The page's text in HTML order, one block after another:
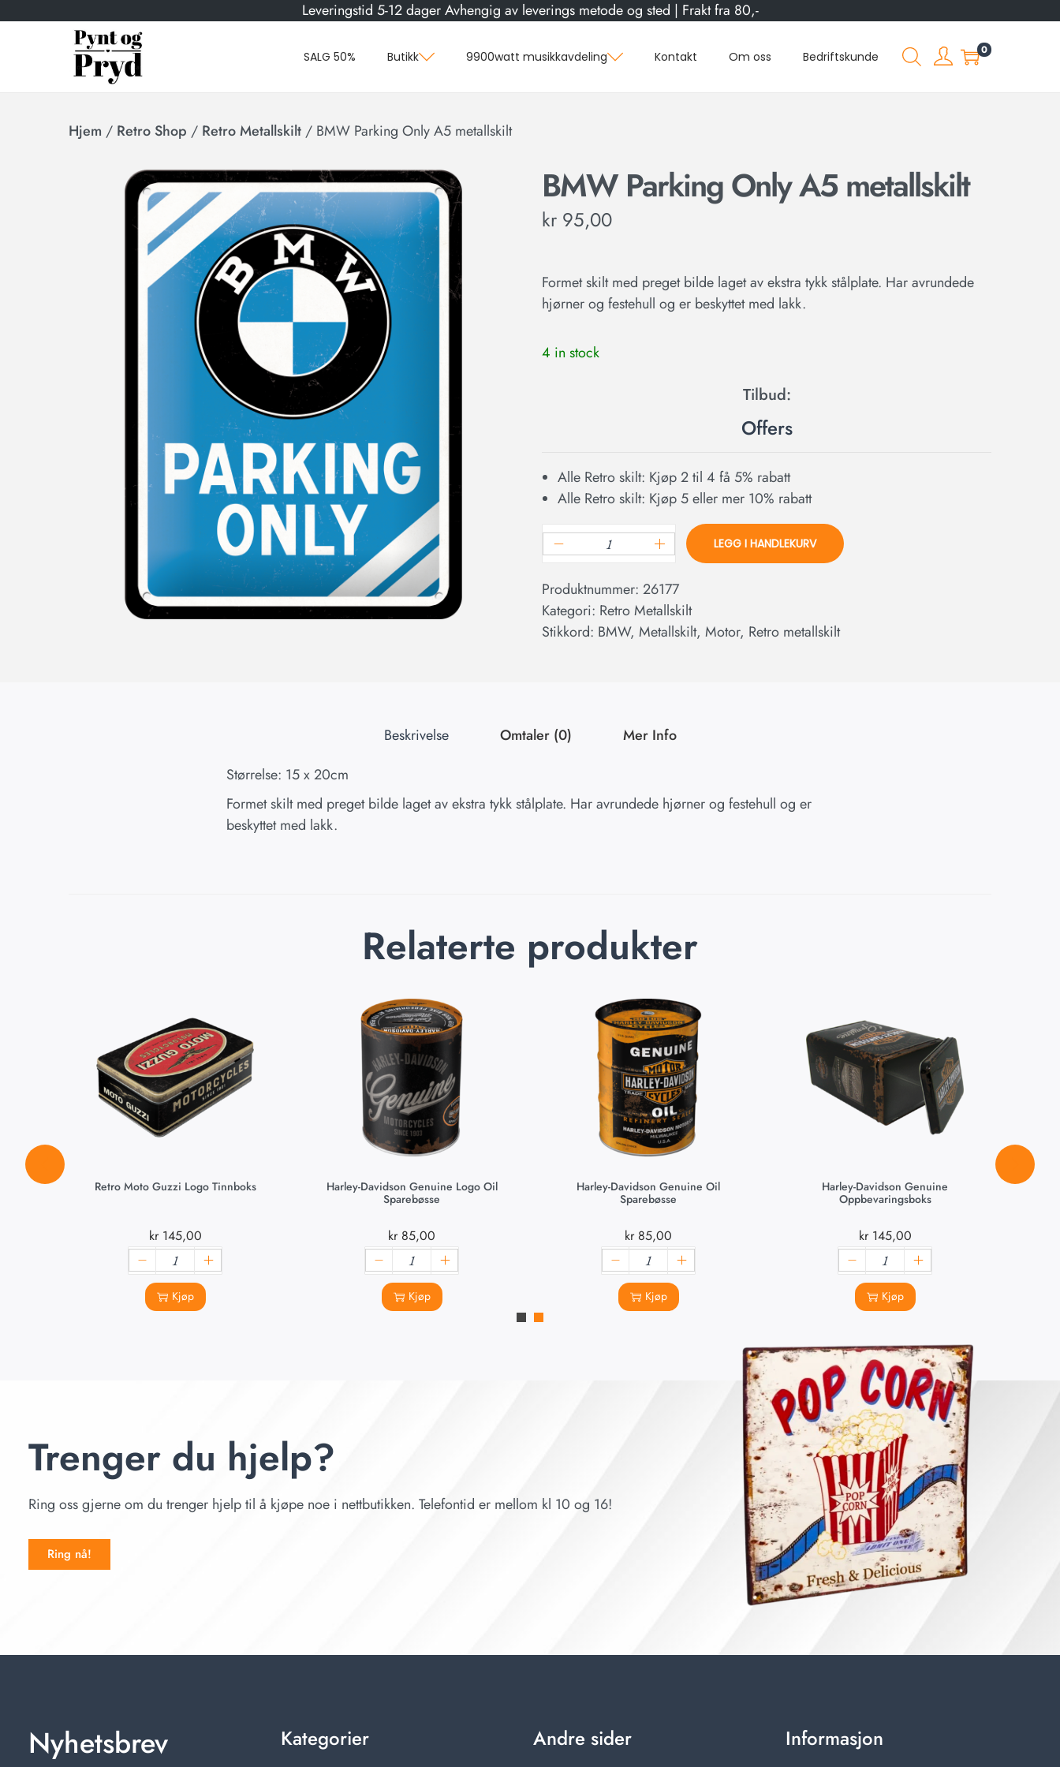
Leveringstid 5-12 dager Avhengig av leverings metode og sted | Frakt fra 80,-
SALG 50% Butikk 9900watt musikkavdeling Kontakt Om oss Bedriftskunde 0
Hjem / Retro Shop / Retro Metallskilt / BMW Parking Only A5 metallskilt
BMW Parking Only A5 metallskilt
kr 95,00
Formet skilt med preget bilde laget av ekstra tykk stålplate. Har avrundede
hjørner og festehull og er beskyttet med lakk.
4 in stock
Offers
Alle Retro skilt: Kjøp 2 til 4 få 5% rabatt
Alle Retro skilt: Kjøp 5 eller mer 10% rabatt
LEGG I HANDLEKURV
Produktnummer: 26177
Kategori: Retro Metallskilt
Stikkord: BMW, Metallskilt, Motor, Retro metallskilt
Beskrivelse Omtaler (0)
Mer Info
Størrelse: 15 x 20cm
Formet skilt med preget bilde laget av ekstra tykk stålplate. Har avrundede hjørner og festehull og er
beskyttet med lakk.
Relaterte produkter
Retro Moto Guzzi Logo Tinnboks
kr145,00
Kjøp
Harley-Davidson Genuine Logo Oil
Sparebøsse
kr85,00
Kjøp
Harley-Davidson Genuine Oil
Sparebøsse
kr85,00
Kjøp
Harley-Davidson Genuine
Oppbevaringsboks
kr145,00
Kjøp
Trenger du hjelp?
Ring oss gjerne om du trenger hjelp til å kjøpe noe i nettbutikken. Telefontid er mellom kl 10 og 16!
Ring nå!
Nyhetsbrev Kategorier Andre sider Informasjon